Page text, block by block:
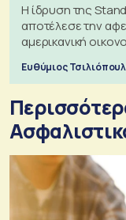
Η ίδρυση της
αποτέλεσε την
αμερικανική
Ευθύμιος